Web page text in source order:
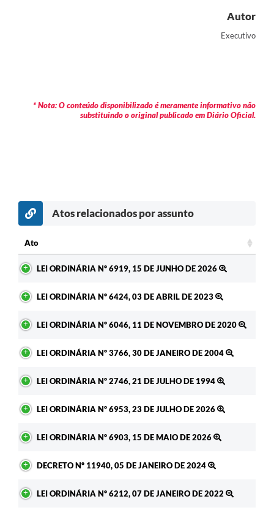
A Prefeitura
Jornal
SIC
Contato
Autor
Executivo
* Nota: O conteúdo disponibilizado é meramente informativo não
substituindo o original publicado em Diário Oficial.
Atos relacionados por assunto
Ato
LEI ORDINÁRIA Nº 6919, 15 DE JUNHO DE 2026
LEI ORDINÁRIA Nº 6424, 03 DE ABRIL DE 2023
LEI ORDINÁRIA Nº 6046, 11 DE NOVEMBRO DE 2020
LEI ORDINÁRIA Nº 3766, 30 DE JANEIRO DE 2004
LEI ORDINÁRIA Nº 2746, 21 DE JULHO DE 1994
LEI ORDINÁRIA Nº 6953, 23 DE JULHO DE 2026
LEI ORDINÁRIA Nº 6903, 15 DE MAIO DE 2026
DECRETO Nº 11940, 05 DE JANEIRO DE 2024
LEI ORDINÁRIA Nº 6212, 07 DE JANEIRO DE 2022